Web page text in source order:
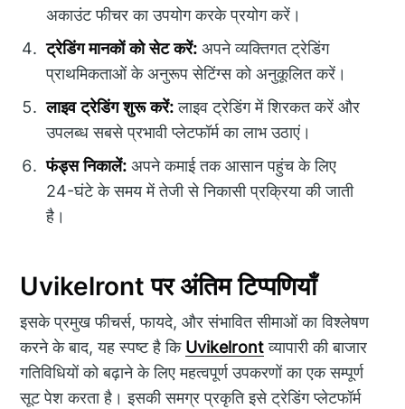
अकाउंट फीचर का उपयोग करके प्रयोग करें।
ट्रेडिंग मानकों को सेट करें: अपने व्यक्तिगत ट्रेडिंग
प्राथमिकताओं के अनुरूप सेटिंग्स को अनुकूलित करें।
लाइव ट्रेडिंग शुरू करें:लाइव ट्रेडिंग में शिरकत करें और
उपलब्ध सबसे प्रभावी प्लेटफॉर्म का लाभ उठाएं।
फंड्स निकालें: अपने कमाई तक आसान पहुंच के लिए
24-घंटे के समय में तेजी से निकासी प्रक्रिया की जाती
है।
Uvikelront पर अंतिम टिप्पणियाँ
इसके प्रमुख फीचर्स, फायदे, और संभावित सीमाओं का विश्लेषण
करने के बाद, यह स्पष्ट है कि Uvikelrontव्यापारी की बाजार
गतिविधियों को बढ़ाने के लिए महत्वपूर्ण उपकरणों का एक सम्पूर्ण
सूट पेश करता है। इसकी समग्र प्रकृति इसे ट्रेडिंग प्लेटफॉर्म